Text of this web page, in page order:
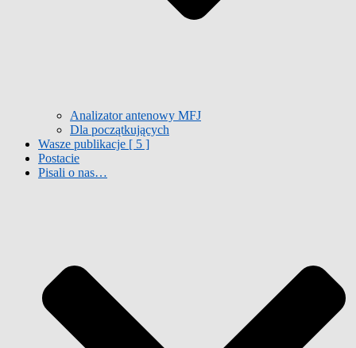
Analizator antenowy MFJ
Dla początkujących
Wasze publikacje [ 5 ]
Postacie
Pisali o nas…